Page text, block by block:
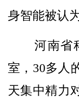
身智能被认
河南省科
室，30多人
天集中精力